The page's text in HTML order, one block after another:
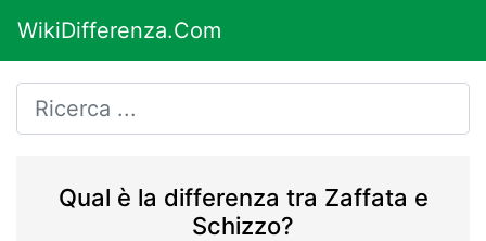
WikiDifferenza.Com
Qual è la differenza tra Zaffata e
Schizzo?